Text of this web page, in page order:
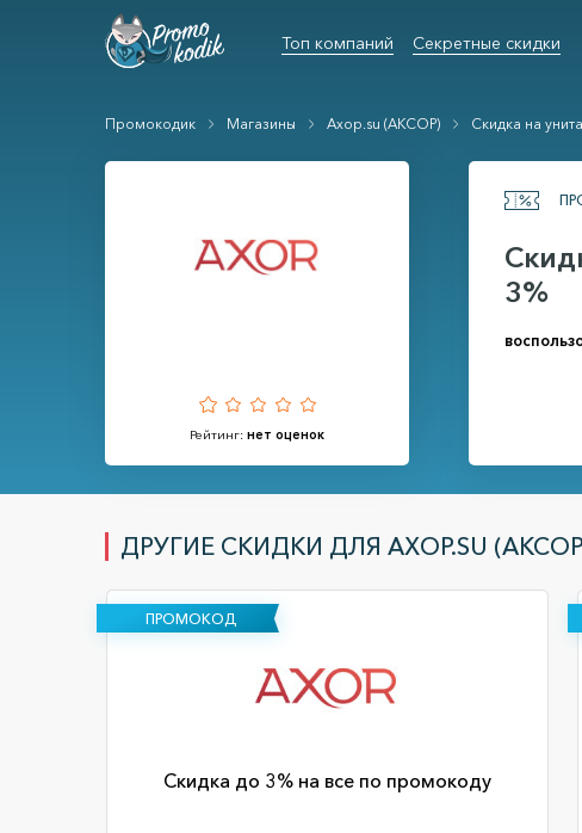
Топ компаний Секретные скидки
Промокодик Магазины Axop.su (АКСОР) Скидка на
Рейтинг: нет оценок
3%
ДРУГИЕ СКИДКИ ДЛЯ AXOP.SU
ПРОМОКОД
Скидка до 3% на все по промокоду